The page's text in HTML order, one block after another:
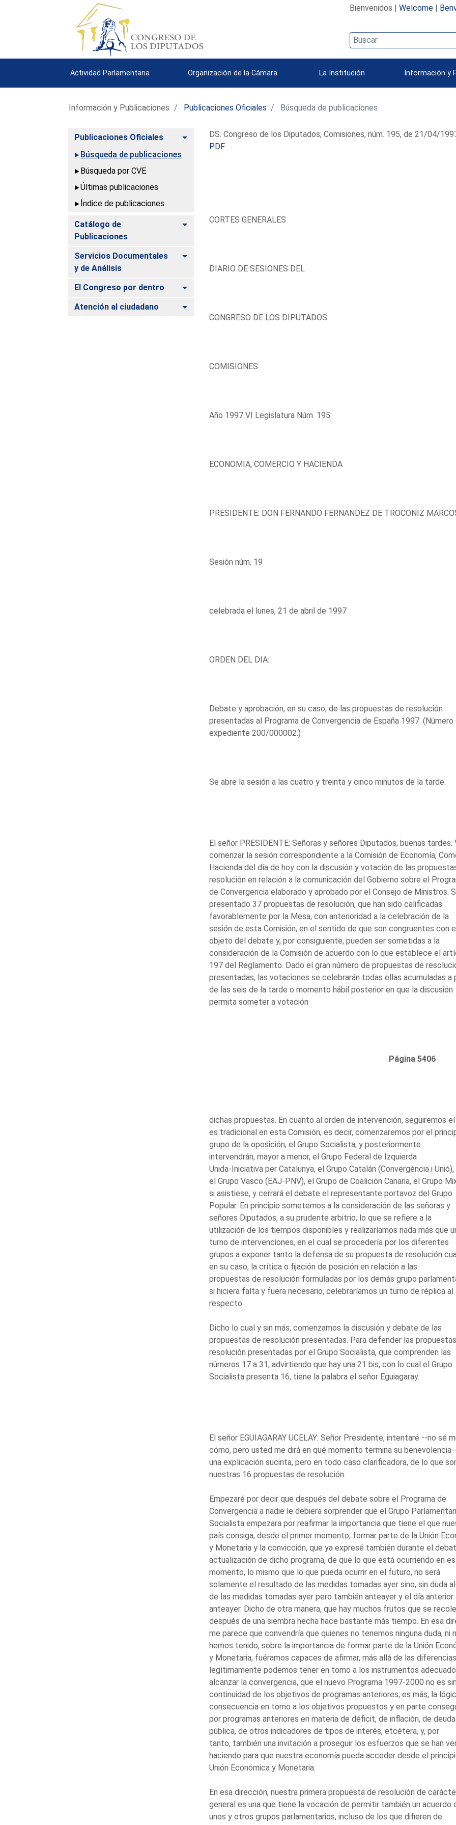
Bienvenidos | Welcome|
Actividad Parlamentaria Organización de la Cámara La Institución Información y
Información y Publicaciones Publicaciones Oficiales Búsqueda de publicaciones
Publicaciones Oficiales
Alternar
Búsqueda de publicaciones
Búsqueda por CVE
Últimas publicaciones
Índice de publicaciones
Catálogo de
Publicaciones
Alternar
Servicios Documentales
y de Análisis
Alternar
El Congreso por dentro Alternar
Atención al ciudadano Alternar
DS. Congreso de los Diputados, Comisiones, núm. 195, de 21/04/
PDF
CORTES GENERALES
DIARIO DE SESIONES DEL
CONGRESO DE LOS DIPUTADOS
COMISIONES
Año 1997 VI Legislatura Núm. 195
ECONOMIA, COMERCIO Y HACIENDA
PRESIDENTE: DON FERNANDO FERNANDEZ DE TROCONIZ
Sesión núm. 19
celebrada el lunes, 21 de abril de 1997
ORDEN DEL DIA:
Debate y aprobación, en su caso, de las propuestas de resolución
presentadas al Programa de Convergencia de España 1997. (Número
expediente 200/000002.)
Se abre la sesión a las cuatro y treinta y cinco minutos de la tarde.
El señor PRESIDENTE: Señoras y señores Diputados, buenas tardes.
comenzar la sesión correspondiente a la Comisión de Economía,
Hacienda del día de hoy con la discusión y votación de las
resolución en relación a la comunicación del Gobierno sobre el
de Convergencia elaborado y aprobado por el Consejo de Ministros.
presentado 37 propuestas de resolución, que han sido calificadas
favorablemente por la Mesa, con anterioridad a la celebración de la
sesión de esta Comisión, en el sentido de que son congruentes con
objeto del debate y, por consiguiente, pueden ser sometidas a la
consideración de la Comisión de acuerdo con lo que establece el
197 del Reglamento. Dado el gran número de propuestas de
presentadas, las votaciones se celebrarán todas ellas acumuladas a
de las seis de la tarde o momento hábil posterior en que la discusión
permita someter a votación
Página 5406
dichas propuestas. En cuanto al orden de intervención, seguiremos
es tradicional en esta Comisión, es decir, comenzaremos por el
grupo de la oposición, el Grupo Socialista, y posteriormente
intervendrán, mayor a menor, el Grupo Federal de Izquierda
Unida-Iniciativa per Catalunya, el Grupo Catalán (Convergència i Unió),
el Grupo Vasco (EAJ-PNV), el Grupo de Coalición Canaria, el Grupo
si asistiese, y cerrará el debate el representante portavoz del Grupo
Popular. En principio sometemos a la consideración de las señoras y
señores Diputados, a su prudente arbitrio, lo que se refiere a la
utilización de los tiempos disponibles y realizaríamos nada más que
turno de intervenciones, en el cual se procedería por los diferentes
grupos a exponer tanto la defensa de su propuesta de resolución
en su caso, la crítica o fijación de posición en relación a las
propuestas de resolución formuladas por los demás grupo
si hiciera falta y fuera necesario, celebraríamos un turno de réplica al
respecto.
Dicho lo cual y sin más, comenzamos la discusión y debate de las
propuestas de resolución presentadas. Para defender las
resolución presentadas por el Grupo Socialista, que comprenden las
números 17 a 31, advirtiendo que hay una 21 bis, con lo cual el Grupo
Socialista presenta 16, tiene la palabra el señor Eguiagaray.
El señor EGUIAGARAY UCELAY: Señor Presidente, intentaré --no sé
cómo, pero usted me dirá en qué momento termina su
una explicación sucinta, pero en todo caso clarificadora, de lo que
nuestras 16 propuestas de resolución.
Empezaré por decir que después del debate sobre el Programa de
Convergencia a nadie le debiera sorprender que el Grupo
Socialista empezara por reafirmar la importancia que tiene el que
país consiga, desde el primer momento, formar parte de la Unión
y Monetaria y la convicción, que ya expresé también durante el
actualización de dicho programa, de que lo que está ocurriendo en
momento, lo mismo que lo que pueda ocurrir en el futuro, no será
solamente el resultado de las medidas tomadas ayer sino, sin duda
de las medidas tomadas ayer pero también anteayer y el día anterior
anteayer. Dicho de otra manera, que hay muchos frutos que se
después de una siembra hecha hace bastante más tiempo. En esa
me parece que convendría que quienes no tenemos ninguna duda, ni
hemos tenido, sobre la importancia de formar parte de la Unión
y Monetaria, fuéramos capaces de afirmar, más allá de las
legítimamente podemos tener en torno a los instrumentos
alcanzar la convergencia, que el nuevo Programa 1997-2000 no es
continuidad de los objetivos de programas anteriores; es más, la
consecuencia en torno a los objetivos propuestos y en parte
por programas anteriores en materia de déficit, de inflación, de deuda
pública, de otros indicadores de tipos de interés, etcétera, y, por
tanto, también una invitación a proseguir los esfuerzos que se han
haciendo para que nuestra economía pueda acceder desde el
Unión Económica y Monetaria.
En esa dirección, nuestra primera propuesta de resolución de
general es una que tiene la vocación de permitir también un acuerdo
unos y otros grupos parlamentarios, incluso de los que difieren de